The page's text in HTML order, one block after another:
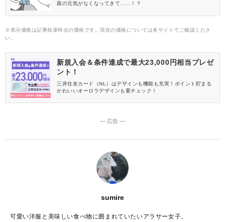
親の元気がなくなってきて……！？
※表示価格は記事執筆時点の価格です。現在の価格については各サイトでご確認くださ
い。
新規入会＆条件達成で最大23,000円相当プレゼ
ント！
三井住友カード（NL）はデザインも機能も充実！ポイント貯まる
かわいいオーロラデザインも要チェック！
― 広告 ―
sumire
可愛い洋服と美味しい食べ物に囲まれていたいアラサー女子。